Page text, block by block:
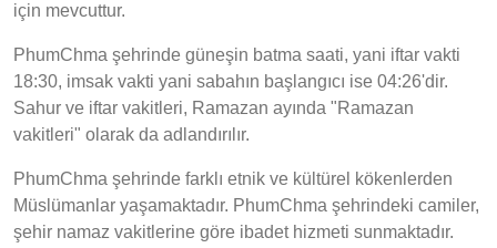
için mevcuttur.
PhumChma şehrinde güneşin batma saati, yani iftar vakti
18:30, imsak vakti yani sabahın başlangıcı ise 04:26'dir.
Sahur ve iftar vakitleri, Ramazan ayında "Ramazan
vakitleri" olarak da adlandırılır.
PhumChma şehrinde farklı etnik ve kültürel kökenlerden
Müslümanlar yaşamaktadır. PhumChma şehrindeki camiler,
şehir namaz vakitlerine göre ibadet hizmeti sunmaktadır.